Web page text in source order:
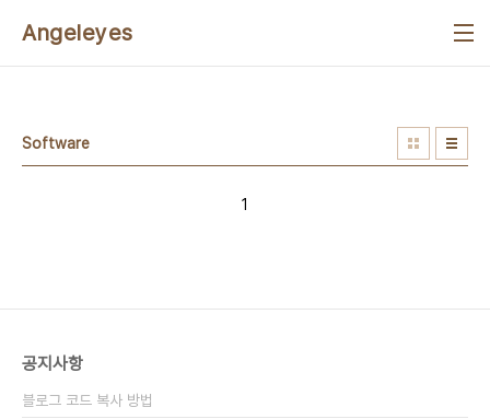
Angeleyes
Software
1
공지사항
블로그 코드 복사 방법